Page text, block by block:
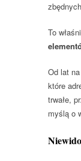
To
Od lat
które
trwałe,
myślą o